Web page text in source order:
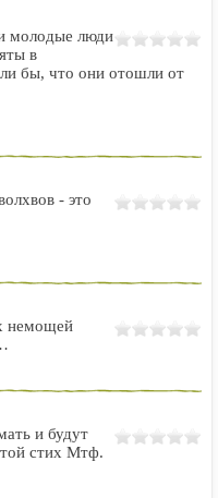
молодые люди
в
бы, что они отошли от
- это
немощей
и будут
стих Мтф.